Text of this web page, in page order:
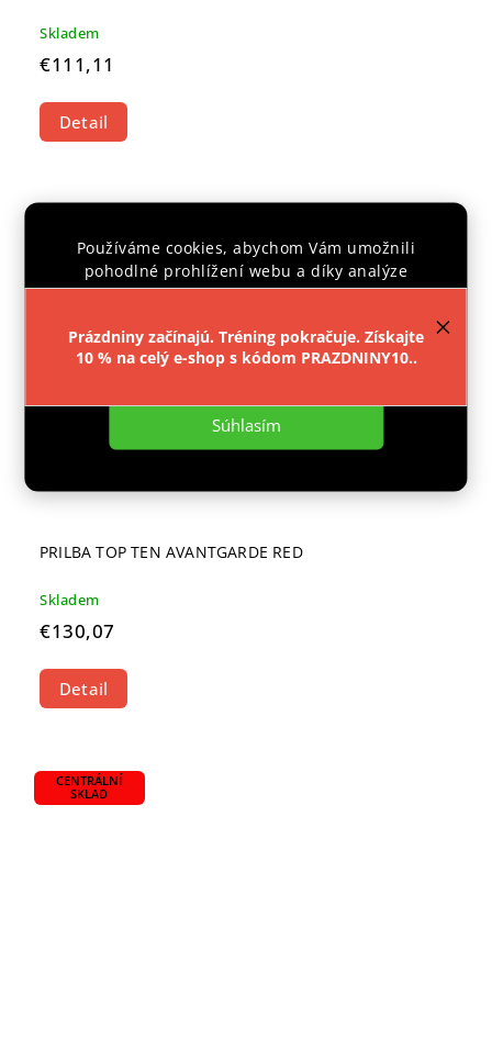
Používáme cookies, abychom Vám umožnili
pohodlné prohlížení webu a díky analýze
provozu webu neustále zlepšovali jeho funkce,
Nastavenie
Súhlasím
Prázdniny začínajú. Tréning pokračuje. Získajte
10 % na celý e-shop s kódom PRAZDNINY10..
Skladem
€111,11
Detail
PRILBA TOP TEN AVANTGARDE RED
Skladem
€130,07
Detail
CENTRÁLNÍ
SKLAD